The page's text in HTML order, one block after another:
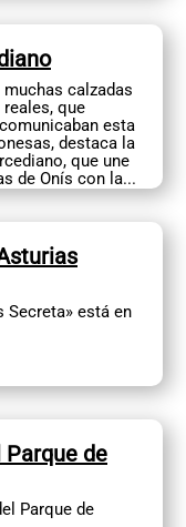
calzadas
que
esta
destaca la
que une
de Onís con la...
Secreta» está en
Parque de
Parque de